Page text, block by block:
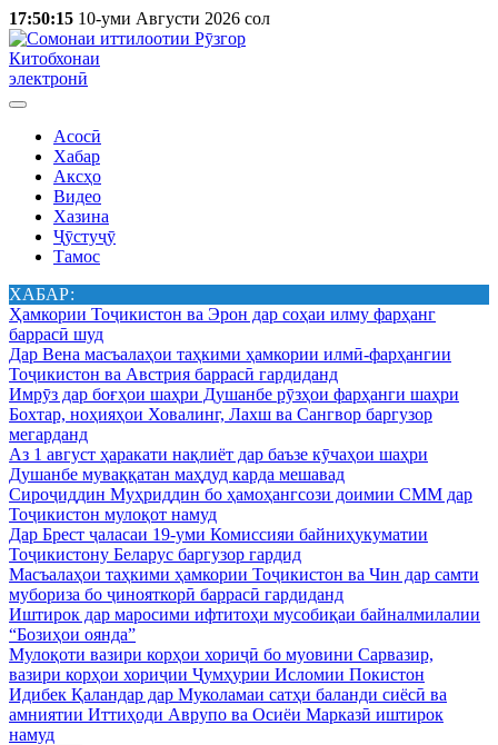
17:50:15 10-уми Августи 2026 сол
Китобхонаи
электронӣ
Асосӣ
Хабар
Аксҳо
Видео
Хазина
Ҷӯстуҷӯ
Тамос
ХАБАР:
Ҳамкории Тоҷикистон ва Эрон дар соҳаи илму фарҳанг
баррасӣ шуд
Дар Вена масъалаҳои таҳкими ҳамкории илмӣ-фарҳангии
Тоҷикистон ва Австрия баррасӣ гардиданд
Имрӯз дар боғҳои шаҳри Душанбе рӯзҳои фарҳанги шаҳри
Бохтар, ноҳияҳои Ховалинг, Лахш ва Сангвор баргузор
мегарданд
Аз 1 август ҳаракати нақлиёт дар баъзе кӯчаҳои шаҳри
Душанбе муваққатан маҳдуд карда мешавад
Сироҷиддин Муҳриддин бо ҳамоҳангсози доимии СММ дар
Тоҷикистон мулоқот намуд
Дар Брест ҷаласаи 19-уми Комиссияи байниҳукуматии
Тоҷикистону Беларус баргузор гардид
Масъалаҳои таҳкими ҳамкории Тоҷикистон ва Чин дар самти
мубориза бо ҷинояткорӣ баррасӣ гардиданд
Иштирок дар маросими ифтитоҳи мусобиқаи байналмилалии
“Бозиҳои оянда”
Мулоқоти вазири корҳои хориҷӣ бо муовини Сарвазир,
вазири корҳои хориҷии Ҷумҳурии Исломии Покистон
Идибек Қаландар дар Муколамаи сатҳи баланди сиёсӣ ва
амниятии Иттиҳоди Аврупо ва Осиёи Марказӣ иштирок
намуд